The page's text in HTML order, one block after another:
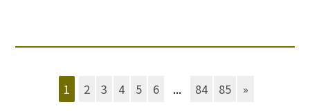
1 2 3 4 5 6 ... 84 85 »